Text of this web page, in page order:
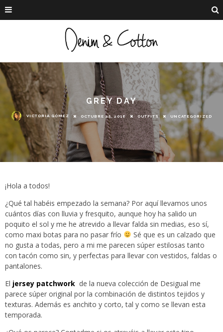
GREY DAY
VICTORIA GÓMEZ OCTUBRE 25, 2016 OUTFITS UNCATEGORIZED
¡Hola a todos!
¿Qué tal habéis empezado la semana? Por aquí llevamos unos
cuántos días con lluvia y fresquito, aunque hoy ha salido un
poquito el sol y me he atrevido a llevar falda sin medias, eso sí,
como maxi botas para no pasar frío
Sé que es un calzado que
no gusta a todas, pero a mi me parecen súper estilosas tanto
con tacón como sin, y perfectas para llevar con vestidos, faldas o
pantalones.
El jersey patchwork de la nueva colección de Desigual me
parece súper original por la combinación de distintos tejidos y
texturas. Además es anchito y corto, tal y como se llevan esta
temporada.